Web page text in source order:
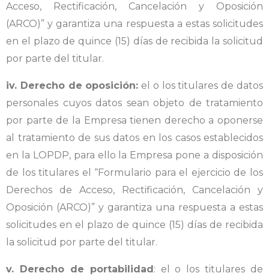
Acceso, Rectificación, Cancelación y Oposición
(ARCO)” y garantiza una respuesta a estas solicitudes
en el plazo de quince (15) días de recibida la solicitud
por parte del titular.
iv. Derecho de oposición: el o los titulares de datos
personales cuyos datos sean objeto de tratamiento
por parte de la Empresa tienen derecho a oponerse
al tratamiento de sus datos en los casos establecidos
en la LOPDP, para ello la Empresa pone a disposición
de los titulares el “Formulario para el ejercicio de los
Derechos de Acceso, Rectificación, Cancelación y
Oposición (ARCO)” y garantiza una respuesta a estas
solicitudes en el plazo de quince (15) días de recibida
la solicitud por parte del titular.
v. Derecho de portabilidad : el o los titulares de